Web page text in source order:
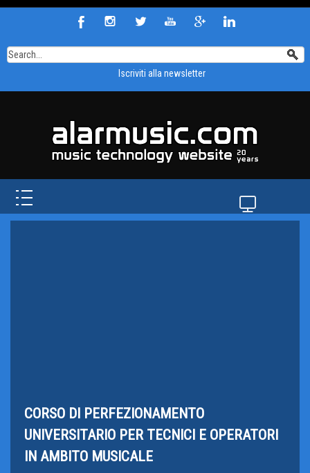
Iscriviti alla newsletter
CORSO DI PERFEZIONAMENTO
UNIVERSITARIO PER TECNICI E OPERATORI
IN AMBITO MUSICALE